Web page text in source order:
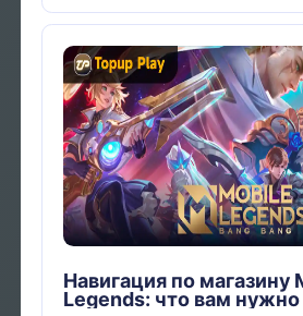
Навигация по магазину
Legends: что вам нужно